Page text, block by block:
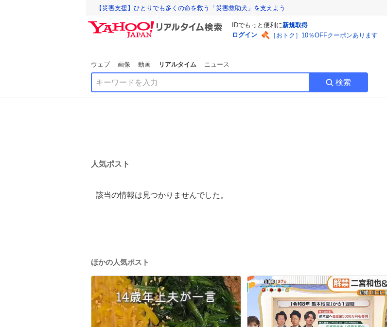
【災害支援】ひとりでも多くの命を救う「災害救助犬」を支えよう
IDでもっと便利に新規取得
ログイン
［おトク］10％OFFクーポンあります
ウェブ 画像 動画 リアルタイム ニュース
検索
人気ポスト
該当の情報は見つかりませんでした。
ほかの人気ポスト